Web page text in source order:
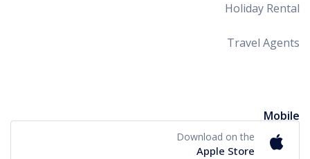
Holiday Rental
Travel Agents
Mobile
Download on the
Apple Store